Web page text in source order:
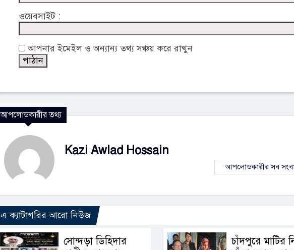
ওয়েবসাইট :
আপনার ইমেইল ও অন্যান্য তথ্য সঞ্চয় করে রাখুন
আপলোডকারীর তথ্য
Kazi Awlad Hossain
আপলোডকারীর সব
এ ক্যাটাগরির আরো নিউজ
সোন্দড়া ডিহিদার
চাঁদপুরে মাটির